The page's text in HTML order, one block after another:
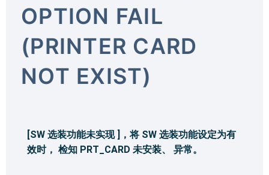
OPTION FAIL
(PRINTER CARD
NOT EXIST)
[SW 选装功能未实现 ]，将 SW 选装功能设定为有
效时， 检知 PRT_CARD 未安装、 异常。